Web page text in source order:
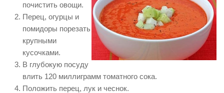
почистить овощи.
Перец, огурцы и
помидоры порезать
крупными
кусочками.
В глубокую посуду
влить 120 миллиграмм томатного сока.
Положить перец, лук и чеснок.